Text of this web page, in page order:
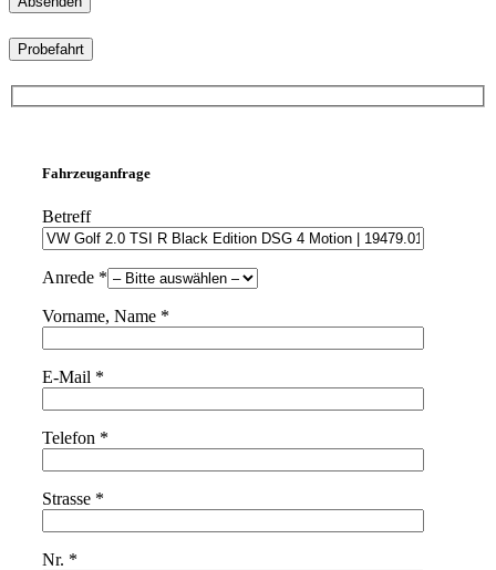
Probefahrt
Fahrzeuganfrage
Betreff
Anrede *
Vorname, Name *
E-Mail *
Telefon *
Strasse *
Nr. *